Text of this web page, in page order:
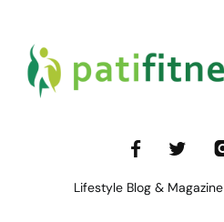
Lifestyle Blog &